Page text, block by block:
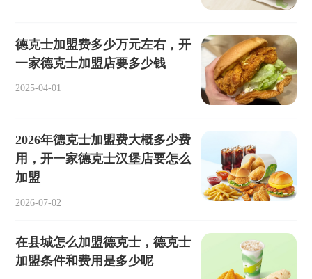
德克士加盟费多少万元左右，开
一家德克士加盟店要多少钱
2025-04-01
2026年德克士加盟费大概多少费
用，开一家德克士汉堡店要怎么
加盟
2026-07-02
在县城怎么加盟德克士，德克士
加盟条件和费用是多少呢